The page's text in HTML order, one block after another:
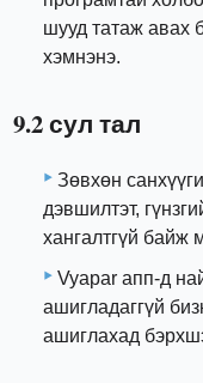
шууд татаж авах
хэмнэнэ.
9.2 сул тал
Зөвхөн
дэвшилтэт,
хангалтгүй байж
Vyapar апп-д
ашигладаггүй
ашиглахад